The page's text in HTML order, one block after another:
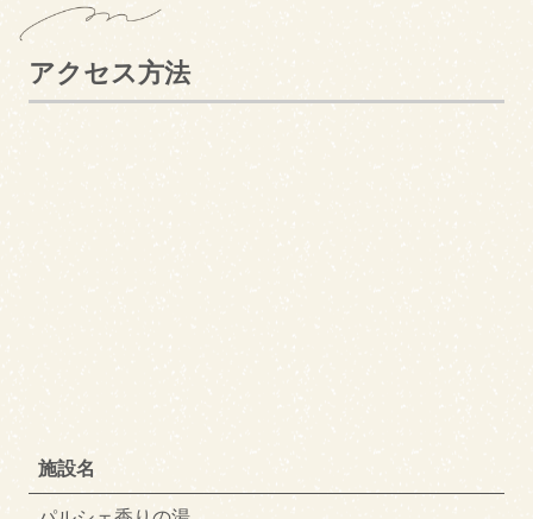
アクセス方法
施設名